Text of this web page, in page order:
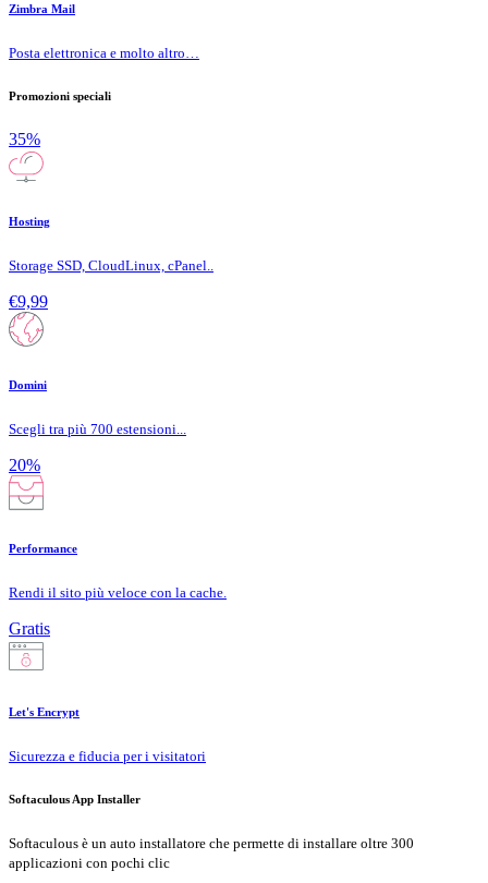
Zimbra Mail
Posta elettronica e molto altro…
Promozioni speciali
35%
Hosting
Storage SSD, CloudLinux, cPanel..
€9,99
Domini
Scegli tra più 700 estensioni...
20%
Performance
Rendi il sito più veloce con la cache.
Gratis
Let's Encrypt
Sicurezza e fiducia per i visitatori
Softaculous App Installer
Softaculous è un auto installatore che permette di installare oltre 300
applicazioni con pochi clic